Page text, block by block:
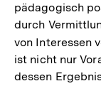
pädagogisch
durch
von Interessen
ist nicht nur
dessen